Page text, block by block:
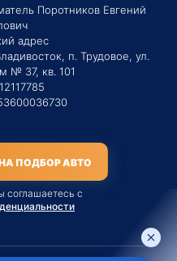
Поротников Евгений
адрес
п. Трудовое, ул.
№ 37, кв. 101
ПОДБОР АВТО
соглашаетесь с